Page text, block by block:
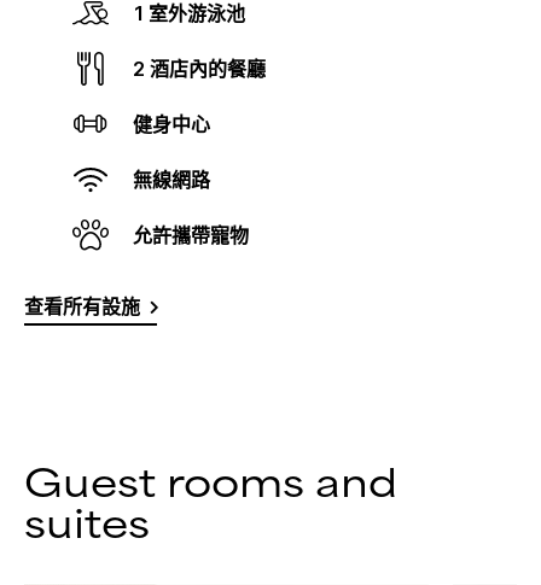
1 室外游泳池
2 酒店內的餐廳
健身中心
無線網路
允許攜帶寵物
查看所有設施
Guest rooms and
suites